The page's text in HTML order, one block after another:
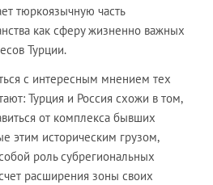
тюркоязычную часть
как сферу жизненно важных
Турции.
с интересным мнением тех
Турция и Россия схожи в том,
от комплекса бывших
этим историческим грузом,
роль субрегиональных
расширения зоны своих